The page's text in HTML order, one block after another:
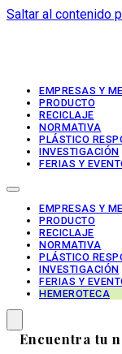
Saltar al contenido
EMPRESAS Y
PRODUCTO
RECICLAJE
NORMATIVA
PLÁSTICO
INVESTIGACIÓN
FERIAS Y
EMPRESAS Y
PRODUCTO
RECICLAJE
NORMATIVA
PLÁSTICO
INVESTIGACIÓN
FERIAS Y
HEMEROTECA
Encuentra tu